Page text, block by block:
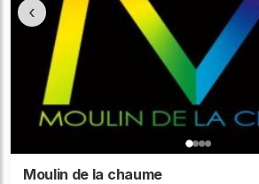
‹
Moulin de la chaume